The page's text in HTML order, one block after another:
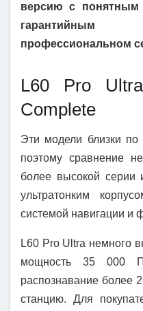
версию с понятным
гарантийным
профессиональном
L60 Pro
Complete
Эти модели близки
поэтому сравнение
более высокой серии
ультратонким
системой навигации и
L60 Pro Ultra немного
мощность 35 000
распознавание более
станцию. Для